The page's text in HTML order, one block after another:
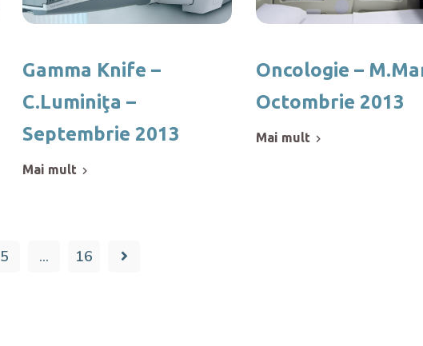
Gamma Knife –
C.Luminiţa –
Septembrie 2013
mai mult
Oncologie –
Octombrie 2013
mai mult
5 … 16